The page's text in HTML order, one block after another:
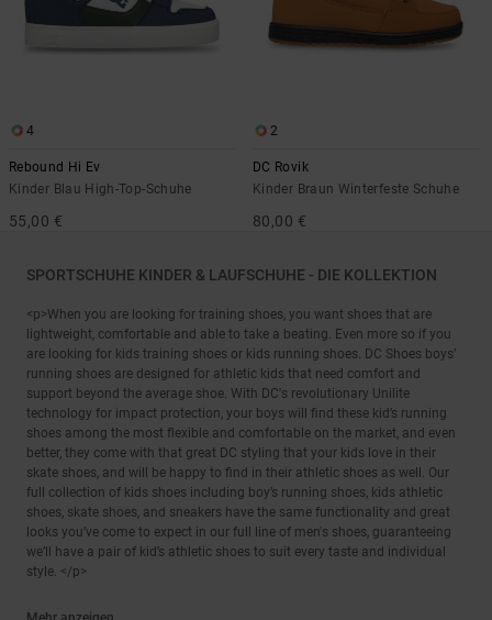
4
Rebound Hi Ev
Kinder Blau High-Top-Schuhe
55,00 €
2
DC Rovik
Kinder Braun Winterfeste Schuhe
80,00 €
SPORTSCHUHE KINDER & LAUFSCHUHE - DIE KOLLEKTION
<p>When you are looking for training shoes, you want shoes that are
lightweight, comfortable and able to take a beating. Even more so if you
are looking for kids training shoes or kids running shoes. DC Shoes boys’
running shoes are designed for athletic kids that need comfort and
support beyond the average shoe. With DC's revolutionary Unilite
technology for impact protection, your boys will find these kid’s running
shoes among the most flexible and comfortable on the market, and even
better, they come with that great DC styling that your kids love in their
skate shoes, and will be happy to find in their athletic shoes as well. Our
full collection of kids shoes including boy’s running shoes, kids athletic
shoes, skate shoes, and sneakers have the same functionality and great
looks you’ve come to expect in our full line of men's shoes, guaranteeing
we’ll have a pair of kid’s athletic shoes to suit every taste and individual
style. </p>